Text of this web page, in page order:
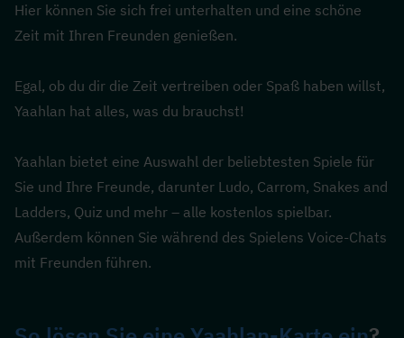
Hier können Sie sich frei unterhalten und eine schöne
Zeit mit Ihren Freunden genießen.
Egal, ob du dir die Zeit vertreiben oder Spaß haben willst,
Yaahlan hat alles, was du brauchst!
Yaahlan bietet eine Auswahl der beliebtesten Spiele für
Sie und Ihre Freunde, darunter Ludo, Carrom, Snakes and
Ladders, Quiz und mehr – alle kostenlos spielbar.
Außerdem können Sie während des Spielens Voice-Chats
mit Freunden führen.